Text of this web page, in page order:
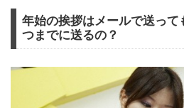
年始の挨拶はメールで送っ
つまでに送るの？